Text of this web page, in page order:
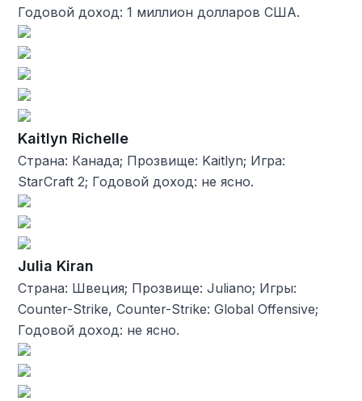
Годовой доход: 1 миллион долларов США.
Kaitlyn Richelle
Страна: Канада; Прозвище: Kaitlyn; Игра:
StarCraft 2; Годовой доход: не ясно.
Julia Kiran
Страна: Швеция; Прозвище: Juliano; Игры:
Counter-Strike, Counter-Strike: Global Offensive;
Годовой доход: не ясно.